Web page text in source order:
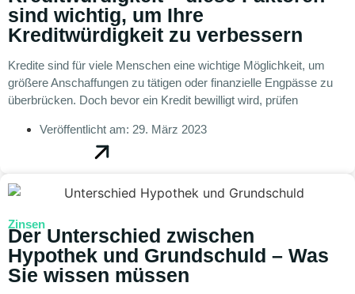
sind wichtig, um Ihre
Kreditwürdigkeit zu verbessern
Kredite sind für viele Menschen eine wichtige Möglichkeit, um
größere Anschaffungen zu tätigen oder finanzielle Engpässe zu
überbrücken. Doch bevor ein Kredit bewilligt wird, prüfen
Veröffentlicht am: 29. März 2023
Zinsen
Der Unterschied zwischen
Hypothek und Grundschuld – Was
Sie wissen müssen